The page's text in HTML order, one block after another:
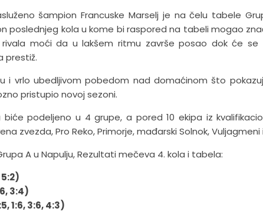
šampion Francuske Marselj je na čelu tabele
poslednjeg kola u kome bi raspored na tabeli mogao
moći da u lakšem ritmu završe posao dok će se
prestiž.
i vrlo ubedljivom pobedom nad domaćinom što
pristupio novoj sezoni.
biće podeljeno u 4 grupe, a pored 10 ekipa iz
zvezda, Pro Reko, Primorje, mađarski Solnok, Vuljagmeni
A u Napulju, Rezultati mečeva 4. kola i tabela:
3:4)
1:6, 3:6, 4:3)